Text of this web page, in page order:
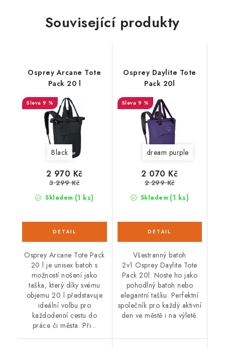
Související produkty
Osprey Arcane Tote
Pack 20 l
9 %
Black
Skladem (1 ks)
2 970 Kč
3 299 Kč
Osprey Arcane Tote Pack
20 l je unisex batoh s
možností nošení jako
taška, který díky svému
objemu 20 l představuje
ideální volbu pro
každodenní cestu do
práce či města. Při...
Osprey Daylite Tote
Pack 20l
9 %
dream purple
Skladem (1 ks)
2 070 Kč
2 299 Kč
Všestranný batoh
2v1 Osprey Daylite Tote
Pack 20l. Noste ho jako
pohodlný batoh nebo
elegantní tašku. Perfektní
společník pro každý aktivní
den ve městě i na výletě.